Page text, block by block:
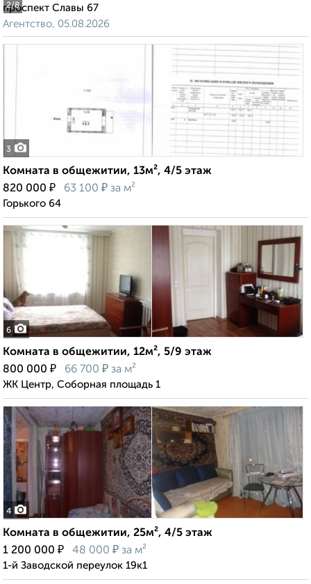
2/8
проспект Славы 67
Агентство, 05.08.2026
3
Комната в общежитии, 13м², 4/5 этаж
820 000 ₽ 63 100 ₽ за м²
Горького 64
6
Комната в общежитии, 12м², 5/9 этаж
800 000 ₽ 66 700 ₽ за м²
ЖК Центр, Соборная площадь 1
4
Комната в общежитии, 25м², 4/5 этаж
1 200 000 ₽ 48 000 ₽ за м²
1-й Заводской переулок 19к1